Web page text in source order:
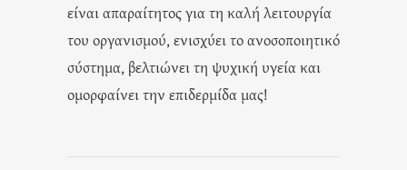
είναι απαραίτητος για τη καλή λειτουργία
του οργανισμού, ενισχύει το ανοσοποιητικό
σύστημα, βελτιώνει τη ψυχική υγεία και
ομορφαίνει την επιδερμίδα μας!